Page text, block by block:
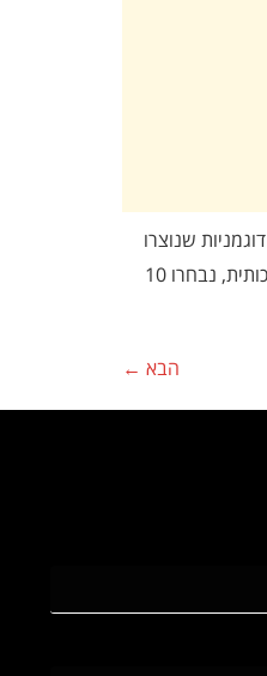
תחרות “Miss AI” הראשונה מתקיימת כעת, בחסות The World AI Creator Awards של הבינה המלאכותית ופלטפורמת היוצרים FanVue, עם למעלה מ-1,500 דוגמניות שנוצרו
נקודות עיקריות: מתוך 1,500 המתמודדות שנוצרו על ידי בינה מלאכותית, נבחרו 10
הבא ←